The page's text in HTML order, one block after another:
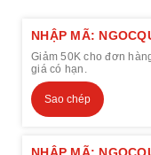
NHẬP MÃ:
Giảm 50K cho đơn
giá có hạn.
Sao chép